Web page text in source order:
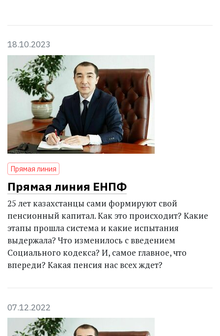
18.10.2023
Прямая линия
Прямая линия ЕНПФ
25 лет казахстанцы сами формируют свой
пенсионный капитал. Как это происходит? Какие
этапы прошла сис­тема и какие испытания
выдержала? Что изменилось с введением
Социального кодекса? И, самое главное, что
впереди? Какая пенсия нас всех ждет?
07.12.2022